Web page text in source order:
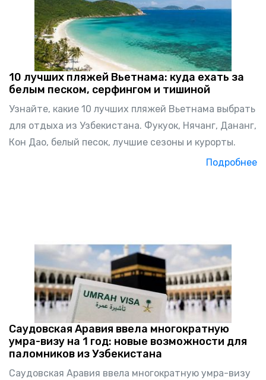
10 лучших пляжей Вьетнама: куда ехать за
белым песком, серфингом и тишиной
Узнайте, какие 10 лучших пляжей Вьетнама выбрать
для отдыха из Узбекистана. Фукуок, Нячанг, Дананг,
Кон Дао, белый песок, лучшие сезоны и курорты.
Подробнее
Саудовская Аравия ввела многократную
умра-визу на 1 год: новые возможности для
паломников из Узбекистана
Саудовская Аравия ввела многократную умра-визу